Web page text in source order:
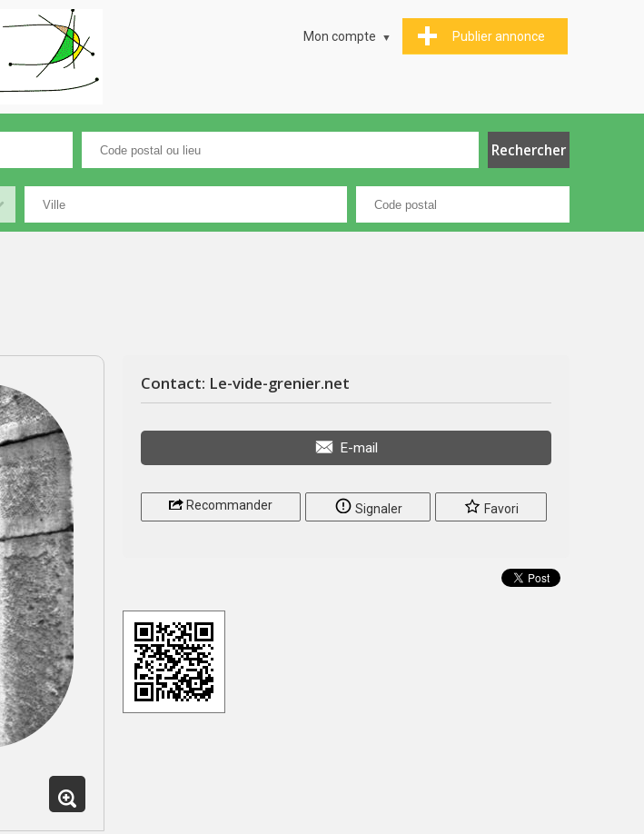
Publier annonce
Mon compte
Contact: Le-vide-grenier.net
E-mail
Recommander Signaler Favori